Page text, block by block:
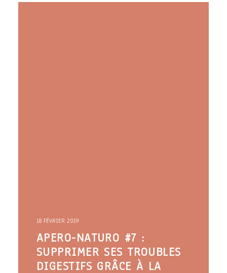
18 FÉVRIER 2019
APERO-NATURO #7 :
SUPPRIMER SES TROUBLES
DIGESTIFS GRÂCE À LA